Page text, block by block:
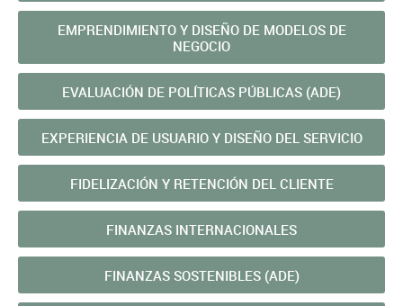
EMPRENDIMIENTO Y DISEÑO DE MODELOS DE
NEGOCIO
EVALUACIÓN DE POLÍ­TICAS PÚBLICAS (ADE)
EXPERIENCIA DE USUARIO Y DISEÑO DEL SERVICIO
FIDELIZACIÓN Y RETENCIÓN DEL CLIENTE
FINANZAS INTERNACIONALES
FINANZAS SOSTENIBLES (ADE)